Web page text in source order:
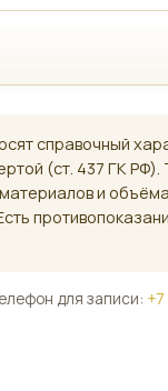
справочный
(ст. 437 ГК
и
для записи: